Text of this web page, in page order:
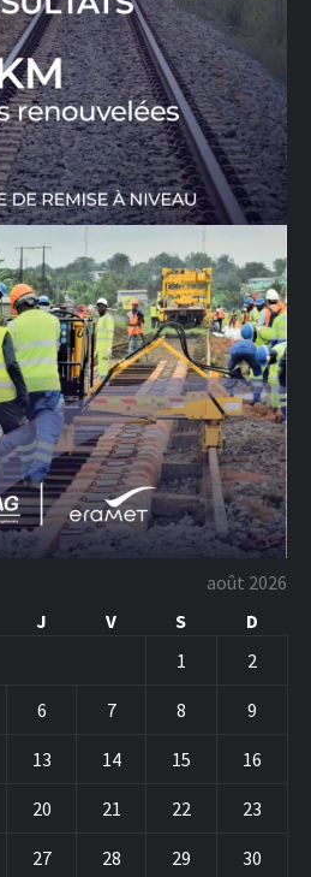
août 2026
J V S
D
1
2
6 7 8 9
13 14 15 16
20 21 22 23
27 28 29 30